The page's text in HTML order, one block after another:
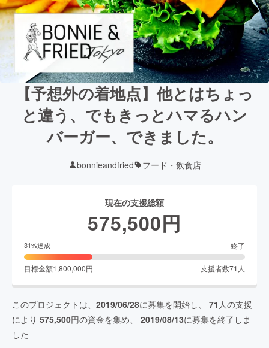
【予想外の着地点】他とはちょっ
と違う、でもきっとハマるハン
バーガー、できました。
bonnieandfried フード・飲食店
現在の支援総額
575,500円
31%達成 終了
目標金額1,800,000円 支援者数71 人
このプロジェクトは、 2019/06/28に募集を開始し、 71 人の支援
により 575,500円の資金を集め、 2019/08/13に募集を終了しま
した